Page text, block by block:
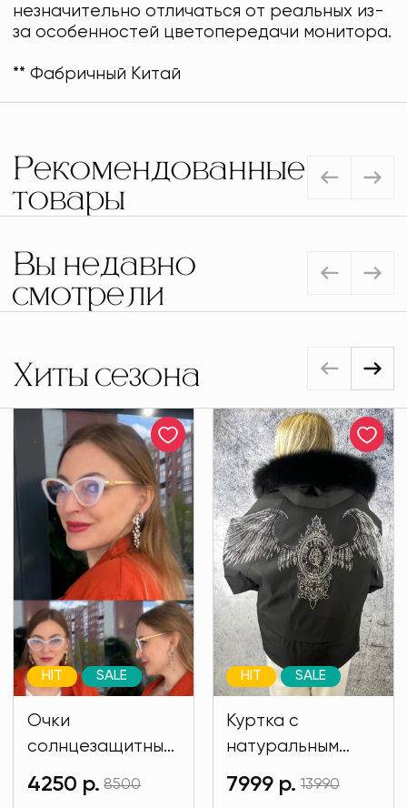
незначительно отличаться от реальных из-
за особенностей цветопередачи монитора.
** Фабричный Китай
Рекомендованные
товары
Вы недавно
смотрели
Хиты сезона
Очки
солнцезащитные
имиджевые
белого цвета
HIT SALE
4250 р. 8500
Куртка с
натуральным
мехом и на
подкладе кролик
HIT SALE
7999 р. 13990